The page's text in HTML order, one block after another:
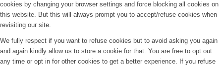
cookies by changing your browser settings and force blocking all cookies on
this website. But this will always prompt you to accept/refuse cookies when
revisiting our site.
We fully respect if you want to refuse cookies but to avoid asking you again
and again kindly allow us to store a cookie for that. You are free to opt out
any time or opt in for other cookies to get a better experience. If you refuse